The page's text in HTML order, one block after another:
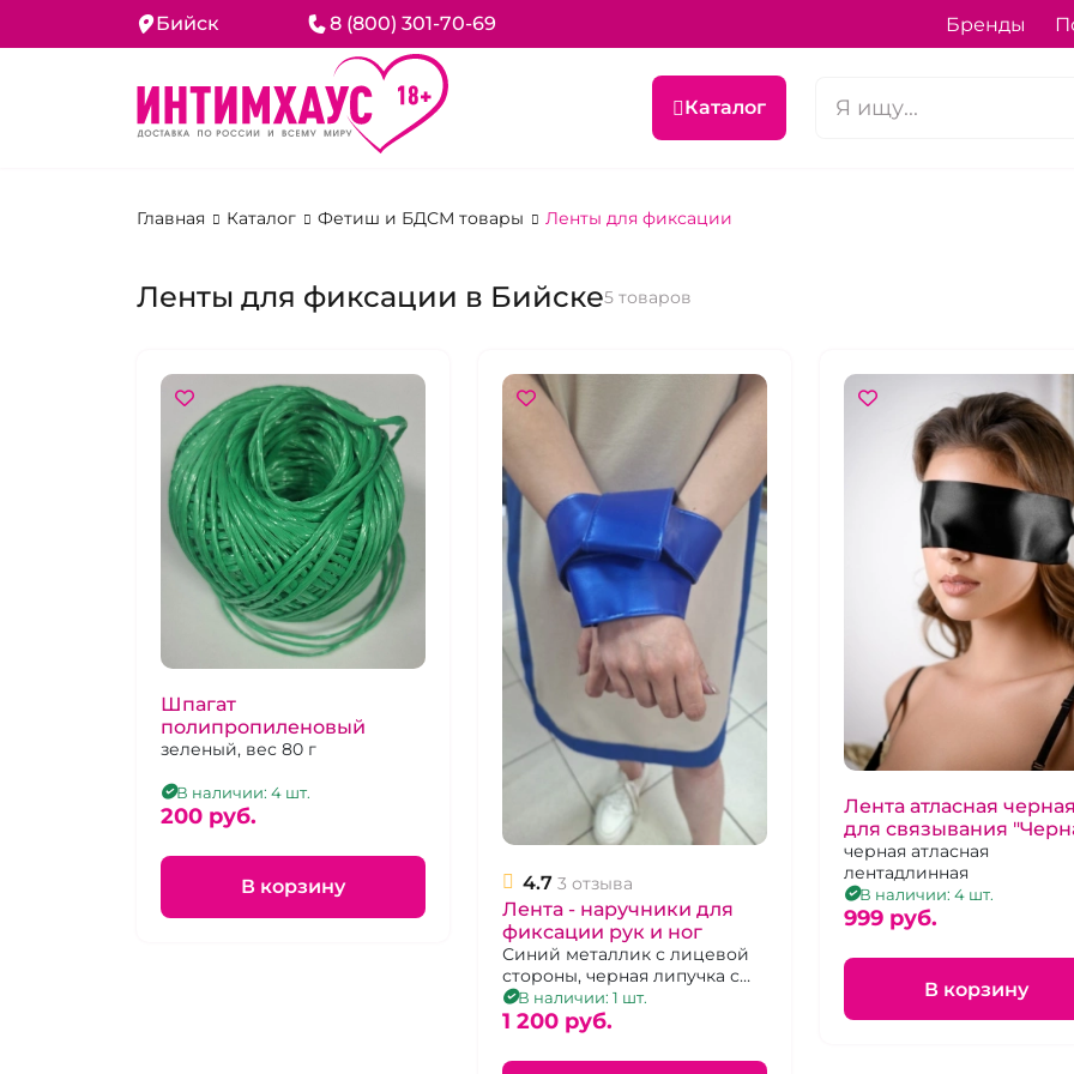
Бийск 8 (800) 301-70-69 Бренды
Каталог
Главная Каталог Фетиш и БДСМ товары Ленты для фиксации
Ленты для фиксации в Бийске5 товаров
Шпагат
полипропиленовый
зеленый, вес 80 г
В наличии: 4 шт.
200 pуб.
В корзину 4.7 3 отзыва
Лента - наручники для
фиксации рук и ног
Синий металлик с лицевой
стороны, черная липучка с
изнанки
В наличии: 1 шт.
1 200 pуб.
Лента атласная
для связывания
Луна"
черная атласная
лентадлинная
В наличии: 4 шт.
999 pуб.
В корзину